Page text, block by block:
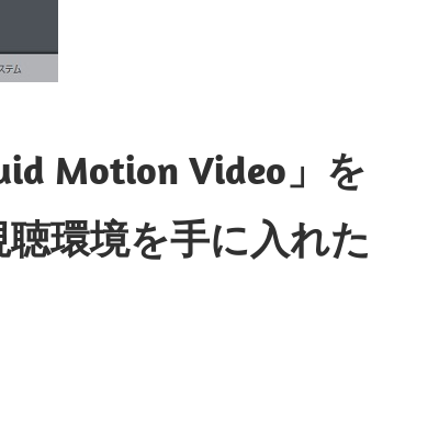
Motion Video」を
環境を手に入れた